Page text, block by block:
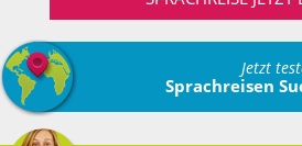
Jetzt
Sprachreisen